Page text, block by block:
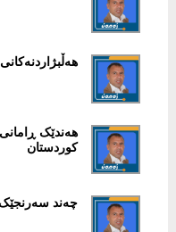
هەندێک
کوردستان
چەند